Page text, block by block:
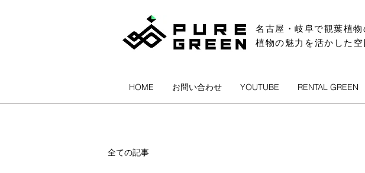
名古屋・岐阜で観葉植物
植物の魅力を活かした
HOME お問い合わせ YOUTUBE RENTAL GREEN
全ての記事